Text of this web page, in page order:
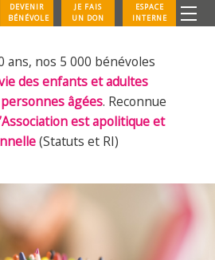
DEVENIR
BÉNÉVOLE
JE FAIS
UN DON
ESPACE
INTERNE
ans, nos 5 000 bénévoles
des enfants et adultes
âgées. Reconnue
est apolitique et
(Statuts et RI)